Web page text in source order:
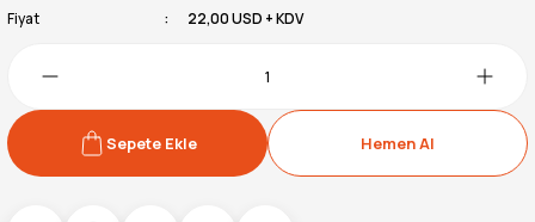
Fiyat
22,00 USD + KDV
Sepete Ekle Hemen Al